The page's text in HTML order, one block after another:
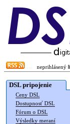
neprihlásený
DSL pripojenie
Ceny DSL
Dostupnosť DSL
Fórum o DSL
Výsledky meraní